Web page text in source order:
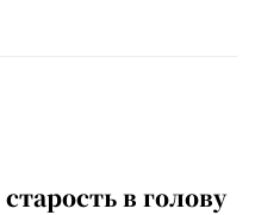
в голову